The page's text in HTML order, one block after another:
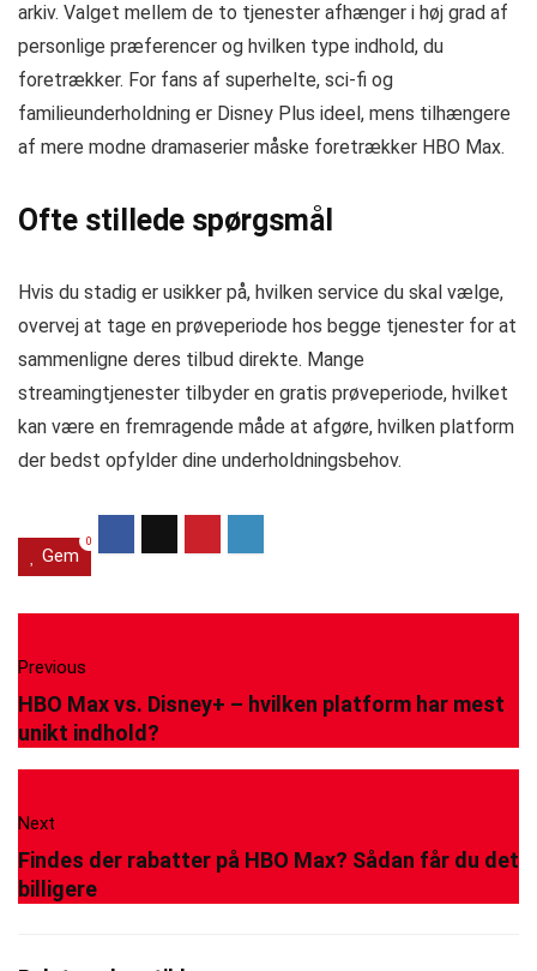
arkiv. Valget mellem de to tjenester afhænger i høj grad af
personlige præferencer og hvilken type indhold, du
foretrækker. For fans af superhelte, sci-fi og
familieunderholdning er Disney Plus ideel, mens tilhængere
af mere modne dramaserier måske foretrækker HBO Max.
Ofte stillede spørgsmål
Hvis du stadig er usikker på, hvilken service du skal vælge,
overvej at tage en prøveperiode hos begge tjenester for at
sammenligne deres tilbud direkte. Mange
streamingtjenester tilbyder en gratis prøveperiode, hvilket
kan være en fremragende måde at afgøre, hvilken platform
der bedst opfylder dine underholdningsbehov.
Gem
0
Previous
HBO Max vs. Disney+ – hvilken platform har mest
unikt indhold?
Next
Findes der rabatter på HBO Max? Sådan får du det
billigere